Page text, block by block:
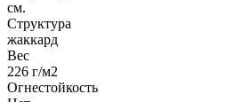
см.
Структура
жаккард
Вес
226 г/м2
Огнестойкость